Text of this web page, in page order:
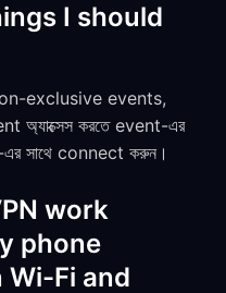
I should
exclusive events,
করতে event-এর
সাথে connect করুন।
work
phone
Fi and